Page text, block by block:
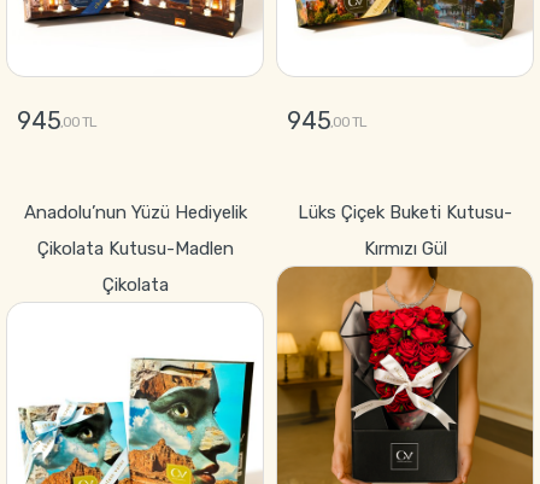
945,00 TL 945,00 TL
Anadolu’nun Yüzü Hediyelik
Çikolata Kutusu-Madlen
Çikolata
Lüks Çiçek Buketi Kutusu-
Kırmızı Gül